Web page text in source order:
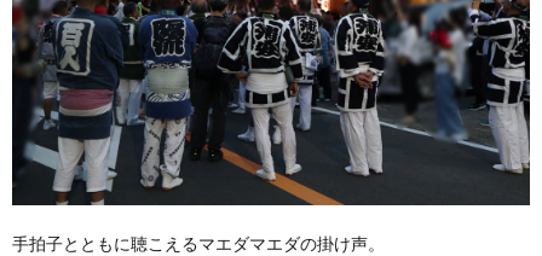
手拍子とともに聴こえるマエダマエダの掛け声。